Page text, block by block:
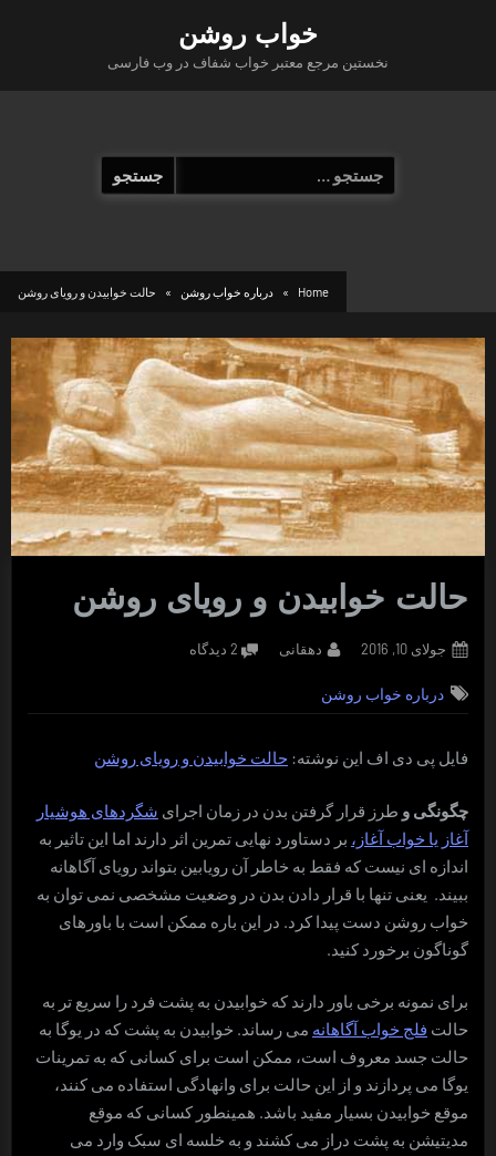
خواب روشن
نخستین مرجع معتبر خواب شفاف در وب فارسی
جستجو
برای:
Home درباره خواب روشن حالت خوابیدن و رویای روشن
حالت خوابیدن و رویای روشن
Posted
جولای 10, 2016 By
دهقانی 2 دیدگاه
و
روشن
درباره خواب روشن
فایل پی دی اف این نوشته: حالت خوابیدن و رویای روشن
چگونگی و طرز قرار گرفتن بدن در زمان اجرای شگردهای هوشیار
آغاز یا خواب آغاز، بر دستاورد نهایی تمرین اثر دارند اما این تاثیر به
اندازه ای نیست که فقط به خاطر آن رویابین بتواند رویای آگاهانه
ببیند. یعنی تنها با قرار دادن بدن در وضعیت مشخصی نمی توان به
خواب روشن دست پیدا کرد. در این باره ممکن است با باورهای
گوناگون برخورد کنید.
برای نمونه برخی باور دارند که خوابیدن به پشت فرد را سریع تر به
حالت فلج خواب آگاهانه می رساند. خوابیدن به پشت که در یوگا به
حالت جسد معروف است، ممکن است برای کسانی که به تمرینات
یوگا می پردازند و از این حالت برای وانهادگی استفاده می کنند،
موقع خوابیدن بسیار مفید باشد. همینطور کسانی که موقع
مدیتیشن به پشت دراز می کشند و به خلسه ای سبک وارد می